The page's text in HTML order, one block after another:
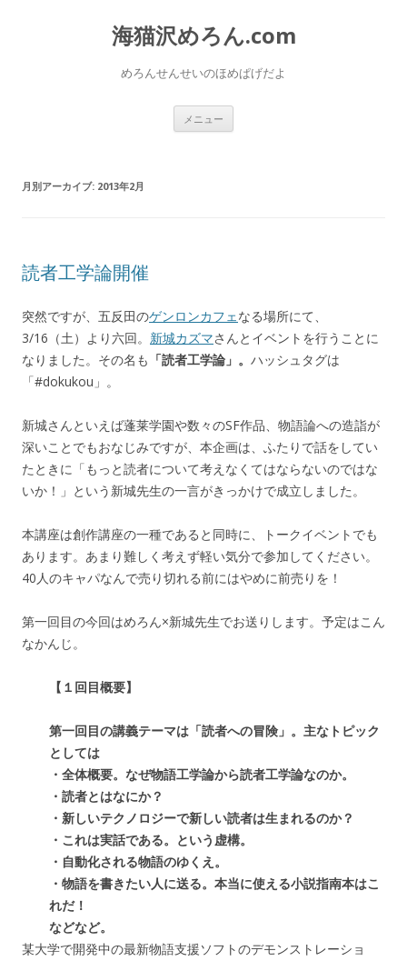
海猫沢めろん.com
めろんせんせいのほめぱげだよ
メニュー
月別アーカイブ: 2013年2月
読者工学論開催
突然ですが、五反田のゲンロンカフェなる場所にて、
3/16（土）より六回。 新城カズマさんとイベントを行うことに
なりました。その名も 「読者工学論」。 ハッシュタグは
「#dokukou」。
新城さんといえば蓬莱学園や数々のSF作品、物語論への造詣が
深いことでもおなじみですが、本企画は、ふたりで話をしてい
たときに「もっと読者について考えなくてはならないのではな
いか！」という新城先生の一言がきっかけで成立しました。
本講座は創作講座の一種であると同時に、トークイベントでも
あります。あまり難しく考えず軽い気分で参加してください。
40人のキャパなんで売り切れる前にはやめに前売りを！
第一回目の今回はめろん×新城先生でお送りします。予定はこん
なかんじ。
【１回目概要】
第一回目の講義テーマは「読者への冒険」。主なトピック
としては
・全体概要。なぜ物語工学論から読者工学論なのか。
・読者とはなにか？
・新しいテクノロジーで新しい読者は生まれるのか？
・これは実話である。という虚構。
・自動化される物語のゆくえ。
・物語を書きたい人に送る。本当に使える小説指南本はこ
れだ！
などなど。
某大学で開発中の最新物語支援ソフトのデモンストレーショ